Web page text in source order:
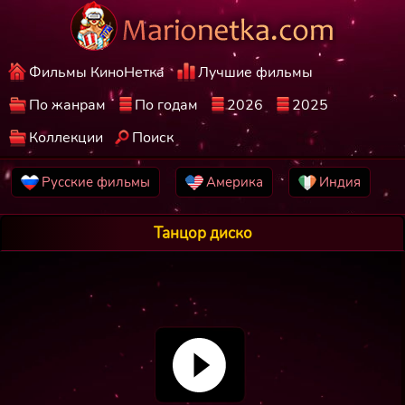
Фильмы КиноНетка
Лучшие фильмы
По жанрам
По годам 2026
2025
Коллекции
Поиск
Русские фильмы Америка Индия
Танцор диско